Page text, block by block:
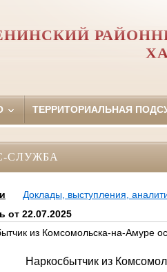
ТЕРРИТОРИАЛЬНАЯ
СЛУЖБА
Доклады, выступления,
от 22.07.2025
из Комсомольска-на-Амуре
Наркосбытчик из